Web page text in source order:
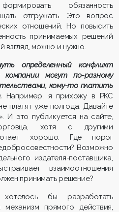
обязанность
отгружать. Это вопрос
отношений. Но повысить
принимаемых решений
взгляд, можно и нужно.
определенный конфликт
могут по-разному
кому-то платить
Например, я прихожу в РКС
платят уже полгода. Давайте
И это публикуется на сайте,
хотя с другими
хорошо. Где порог
Возможно
издателя-поставщика,
взаимоотношения
принимать решение?
бы разработать
механизм прямого действия,